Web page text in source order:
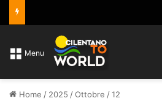
Menu
Home / 2025 /Ottobre /12